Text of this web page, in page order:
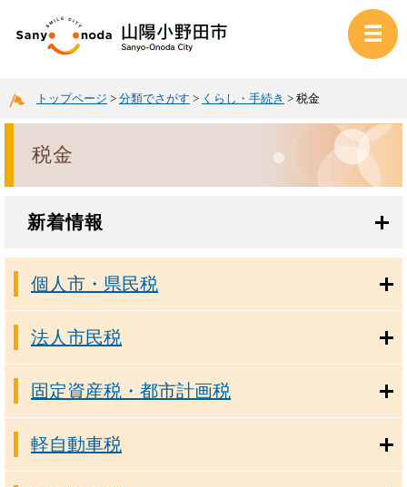
トップページ > 分類でさがす > くらし・手続き > 税金
税金
新着情報
個人市・県民税
法人市民税
固定資産税・都市計画税
軽自動車税